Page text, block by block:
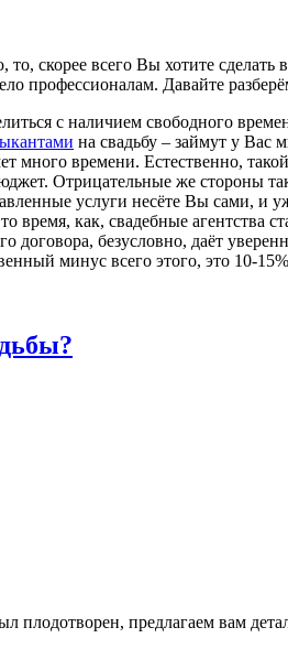
то, скорее всего Вы хотите сделать
профессионалам. Давайте
с наличием свободного
на свадьбу – займут у Вас
много времени. Естественно,
Отрицательные же стороны
услуги несёте Вы сами, и
время, как, свадебные агентства
договора, безусловно, даёт
минус всего этого, это 10-
плодотворен, предлагаем вам